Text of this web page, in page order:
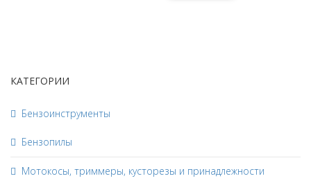
КАТЕГОРИИ
Бензоинструменты
Бензопилы
Мотокосы, триммеры, кусторезы и принадлежности